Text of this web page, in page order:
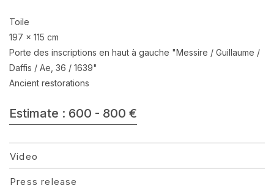
Toile
197 x 115 cm
Porte des inscriptions en haut à gauche "Messire / Guillaume /
Daffis / Ae, 36 / 1639"
Ancient restorations
Estimate : 600 - 800 €
Video
Press release